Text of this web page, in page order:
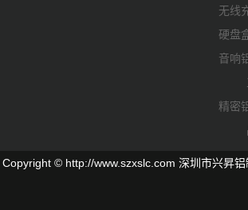
无线
硬盘
音响
精密
Copyright © http://www.szxslc.com 深圳市兴昇